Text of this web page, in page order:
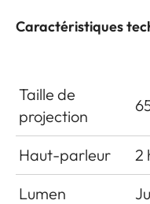
Caractéristiques
Taille de
projection
Haut-parleur
2
Lumen